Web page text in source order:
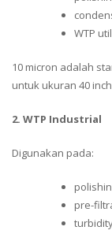
WTP
10 micron adalah
untuk ukuran 40 inch
2. WTP Industrial
Digunakan pada:
pre-